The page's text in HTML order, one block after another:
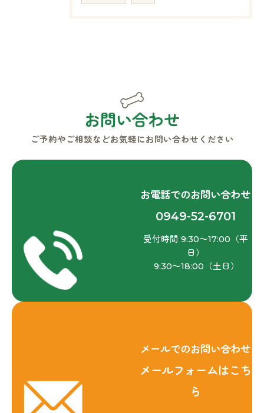
ご予約やご相談などお気軽にお問い合わせください
お問い合わせ
お電話でのお問い合わせ
0949-52-6701
受付時間 9:30～17:00（平
日）
9:30～18:00（土日）
メールでのお問い合わせ
メールフォームはこち
ら